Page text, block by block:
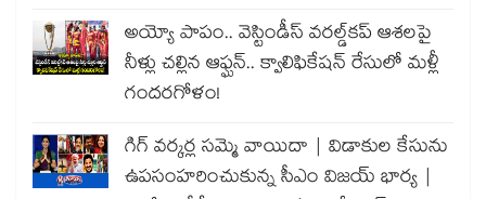
అయ్యో పాపం.. వెస్టిండీస్ వరల్డ్‌కప్ ఆశలపై
నీళ్లు చల్లిన ఆఫ్ఘన్.. క్వాలిఫికేషన్ రేసులో మళ్లీ
గందరగోళం!
గిగ్ వర్కర్ల సమ్మె వాయిదా | విడాకుల కేసును
ఉపసంహరించుకున్న సీఎం విజయ్ భార్య |